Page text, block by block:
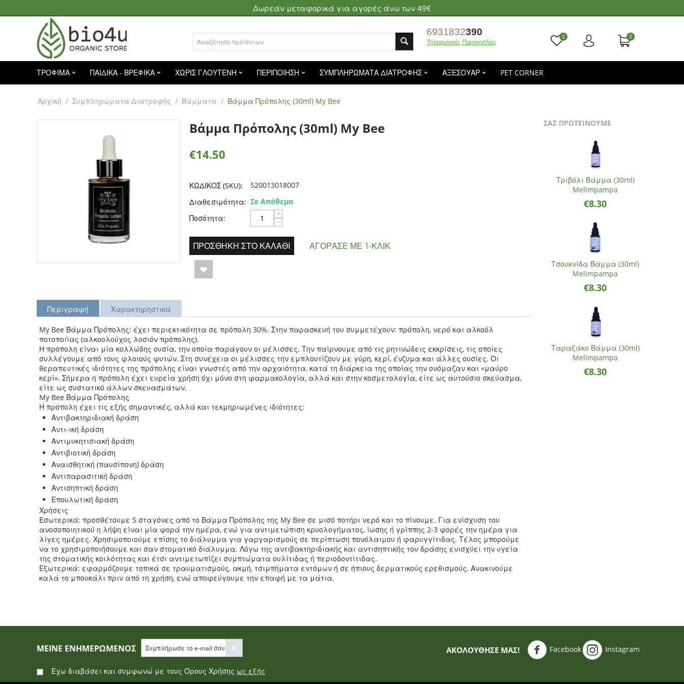
Δωρεάν μεταφορικά για αγορές άνω των 49€
6931832390
Τηλεφωνικές Παραγγελίες
0 0
ΤΡΟΦΙΜΑ ΠΑΙΔΙΚΑ - ΒΡΕΦΙΚΑ ΧΩΡΙΣ ΓΛΟΥΤΕΝΗ ΠΕΡΙΠΟΙΗΣΗ ΣΥΜΠΛΗΡΩΜΑΤΑ ΔΙΑΤΡΟΦΗΣ ΑΞΕΣΟΥΑΡ PET CORNER
Αρχική / Συμπληρώματα Διατροφής / Βάμματα / Βάμμα Πρόπολης (30ml) My Bee
Βάμμα Πρόπολης (30ml) My Bee
€14.50
ΚΩΔΙΚΟΣ (SKU):
520013018007
Διαθεσιμότητα: Σε Απόθεμα
Ποσότητα:
+
−
ΠΡΟΣΘΉΚΗ ΣΤΟ ΚΑΛΆΘΙ ΑΓΌΡΑΣΕ ΜΕ 1-ΚΛΙΚ
Περιγραφή Χαρακτηρηστικά
My Bee Βάμμα Πρόπολης: έχει περιεκτικότητα σε πρόπολη 30%. Στην παρασκευή του συμμετέχουν: πρόπολη, νερό και αλκοόλ
ποτοποιϊας (αλκοολούχος λοσιόν πρόπολης).
Η πρόπολη είναι μία κολλώδης ουσία, την οποία παράγουν οι μέλισσες. Την παίρνουμε από τις ρητινώδεις εκκρίσεις, τις οποίες
συλλέγουμε από τους φλοιούς φυτών. Στη συνέχεια οι μέλισσες την εμπλουτίζουν με γύρη, κερί, ένζυμα και άλλες ουσίες. Οι
θεραπευτικές ιδιότητες της πρόπολης είναι γνωστές από την αρχαιότητα, κατά τη διάρκεια της οποίας την ονόμαζαν και «μαύρο
κερί». Σήμερα η πρόπολη έχει ευρεία χρήση όχι μόνο στη φαρμακολογία, αλλά και στην κοσμετολογία, είτε ως αυτούσιο σκεύασμα,
είτε ως συστατικό άλλων σκευασμάτων.
My Bee Βάμμα Πρόπολης
Η πρόπολη έχει τις εξής σημαντικές, αλλά και τεκμηριωμένες ιδιότητες:
Αντιβακτηριδιακή δράση
Αντι-ική δράση
Αντιμυκητισιακή δράση
Αντιβιοτική δράση
Αναισθητική (παυσίπονη) δράση
Αντιπαρασιτική δράση
Αντισηπτική δράση
Επουλωτική δράση
Χρήσεις
Εσωτερικά: προσθέτουμε 5 σταγόνες από το Βάμμα Πρόπολης της My Bee σε μισό ποτήρι νερό και το πίνουμε. Για ενίσχυση του
ανοσοποιητικού η λήψη είναι μία φορά την ημέρα, ενώ για αντιμετώπιση κρυολογήματος, ίωσης ή γρίππης 2-3 φορές την ημέρα για
λίγες ημέρες. Χρησιμοποιούμε επίσης το διάλυμμα για γαργαρισμούς σε περίπτωση πονόλαιμου ή φαρυγγίτιδας. Τέλος μπορούμε
να το χρησιμοποιήσουμε και σαν στοματικό διάλυμμα. Λόγω της αντιβακτηριδιακής και αντισηπτικής του δράσης ενισχύει την υγεία
της στοματικής κοιλότητας και έτσι αντιμετωπίζει συμπτώματα ουλίτιδας ή περιοδοντίτιδας.
Εξωτερικά: εφαρμόζουμε τοπικά σε τραυματισμούς, ακμή, τσιμπήματα εντόμων ή σε ήπιους δερματικούς ερεθισμούς. Ανακινούμε
καλά το μπουκάλι πριν από τη χρήση, ενώ αποφεύγουμε την επαφή με τα μάτια.
ΣΑΣ ΠΡΟΤΕΙΝΟΥΜΕ
Τριβόλι Βάμμα (30ml)
Melimpampa
€8.30
Τσουκνίδα Βάμμα (30ml)
Melimpampa
€8.30
Ταραξάκο Βάμμα (30ml)
Melimpampa
€8.30
ΜΕΊΝΕ ΕΝΗΜΕΡΩΜΈΝΟΣ
Έχω διαβάσει και συμφωνώ με τους Όρους Χρήσης ως εξής
ΑΚΟΛΟΥΘΗΣΈ ΜΑΣ! Facebook Instagram